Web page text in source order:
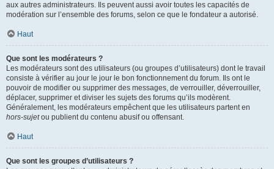
aux autres administrateurs. Ils peuvent aussi avoir toutes les capacités de
modération sur l’ensemble des forums, selon ce que le fondateur a autorisé.
Haut
Que sont les modérateurs ?
Les modérateurs sont des utilisateurs (ou groupes d’utilisateurs) dont le travail
consiste à vérifier au jour le jour le bon fonctionnement du forum. Ils ont le
pouvoir de modifier ou supprimer des messages, de verrouiller, déverrouiller,
déplacer, supprimer et diviser les sujets des forums qu’ils modèrent.
Généralement, les modérateurs empêchent que les utilisateurs partent en
hors-sujetou publient du contenu abusif ou offensant.
Haut
Que sont les groupes d’utilisateurs ?